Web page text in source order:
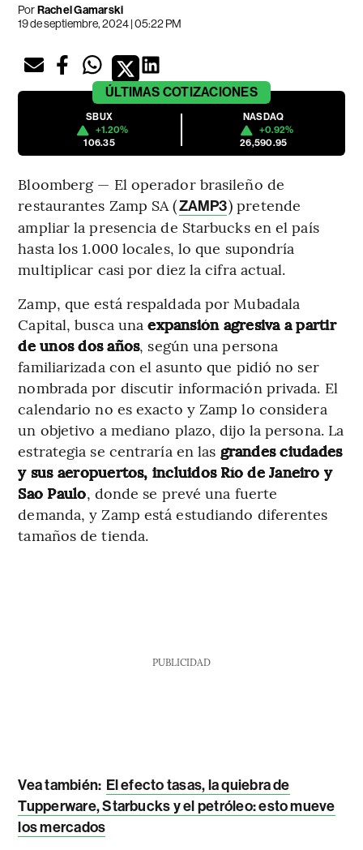
PorRachel Gamarski
19 de septiembre, 2024 | 05:22 PM
ÚLTIMAS COTIZACIONES
SBUX
+1.20%
106.35
NASDAQ
+0.92%
26,590.95
Bloomberg — El operador brasileño de
restaurantes Zamp SA (ZAMP3) pretende
ampliar la presencia de Starbucks en el país
hasta los 1.000 locales, lo que supondría
multiplicar casi por diez la cifra actual.
Zamp, que está respaldada por Mubadala
Capital, busca unaexpansión agresiva a partir
de unos dos años, según una persona
familiarizada con el asunto que pidió no ser
nombrada por discutir información privada. El
calendario no es exacto y Zamp lo considera
un objetivo a mediano plazo, dijo la persona. La
estrategia se centraría en las grandes ciudades
y sus aeropuertos, incluidos Río de Janeiro y
Sao Paulo, donde se prevé una fuerte
demanda, y Zamp está estudiando diferentes
tamaños de tienda.
PUBLICIDAD
Vea también: El efecto tasas, la quiebra de
Tupperware, Starbucks y el petróleo: esto mueve
los mercados